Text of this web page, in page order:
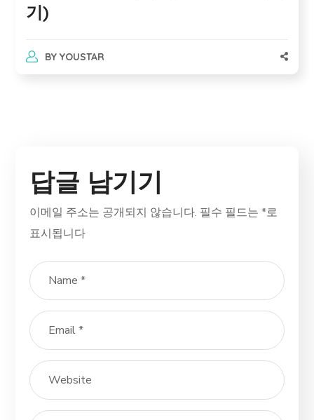
기)
BY YOUSTAR
답글 남기기
이메일 주소는 공개되지 않습니다. 필수 필드는*로
표시됩니다